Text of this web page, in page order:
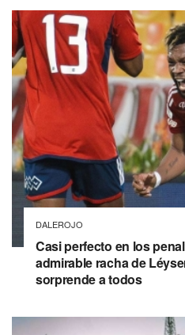
DALEROJO
Casi perfecto en los
admirable racha de
sorprende a todos